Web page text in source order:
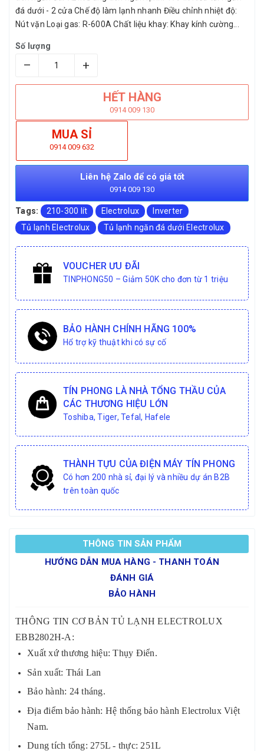
đá dưới - 2 cửa Chế độ làm lạnh nhanh Điều chỉnh nhiệt độ:
Nút vặn Loại gas: R-600A Chất liệu khay: Khay kính cường...
Số lượng
– +
HẾT HÀNG
0914 009 130
MUA SỈ
0914 009 632
Liên hệ Zalo để có giá tốt
0914 009 130
Tags: 210-300 lít Electrolux
Inverter
Tủ lạnh Electrolux
Tủ lạnh ngăn đá dưới Electrolux
VOUCHER ƯU ĐÃI
TINPHONG50 – Giảm 50K cho đơn từ 1 triệu
BẢO HÀNH CHÍNH HÃNG 100%
Hổ trợ kỹ thuật khi có sự cố
TÍN PHONG LÀ NHÀ TỔNG THẦU CỦA
CÁC THƯƠNG HIỆU LỚN
Toshiba, Tiger, Tefal, Hafele
THÀNH TỰU CỦA ĐIỆN MÁY TÍN PHONG
Có hơn 200 nhà sỉ, đại lý và nhiều dự án B2B
trên toàn quốc
THÔNG TIN SẢN PHẨM
HƯỚNG DẪN MUA HÀNG - THANH TOÁN
ĐÁNH GIÁ
BẢO HÀNH
THÔNG TIN CƠ BẢN TỦ LẠNH ELECTROLUX
EBB2802H-A:
Xuất xứ thương hiệu: Thụy Điển.
Sản xuất: Thái Lan
Bảo hành: 24 tháng.
Địa điểm bảo hành: Hệ thống bảo hành Electrolux Việt
Nam.
Dung tích tổng: 275L - thực: 251L